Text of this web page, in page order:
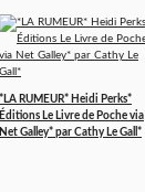
*LA RUMEUR* Heidi Perks*
Éditions Le Livre de Poche via
Net Galley* par Cathy Le Gall*